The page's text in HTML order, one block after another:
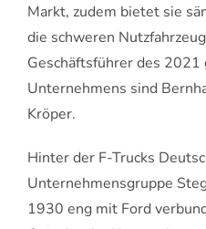
Markt, zudem bietet sie
die schweren
Geschäftsführer des 2021
Unternehmens sind
Kröper.
Hinter der F-Trucks
Unternehmensgruppe
1930 eng mit Ford